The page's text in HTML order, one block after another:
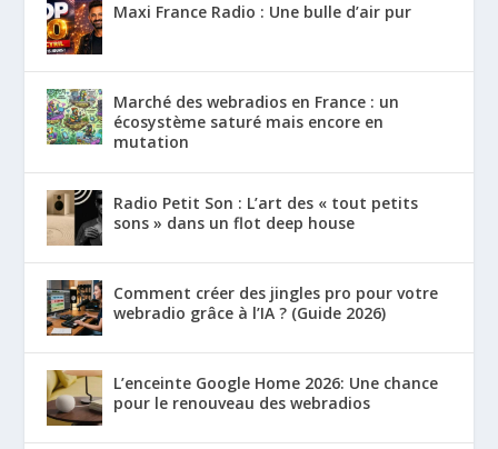
Maxi France Radio : Une bulle d’air pur
Marché des webradios en France : un
écosystème saturé mais encore en
mutation
Radio Petit Son : L’art des « tout petits
sons » dans un flot deep house
Comment créer des jingles pro pour votre
webradio grâce à l’IA ? (Guide 2026)
L’enceinte Google Home 2026: Une chance
pour le renouveau des webradios